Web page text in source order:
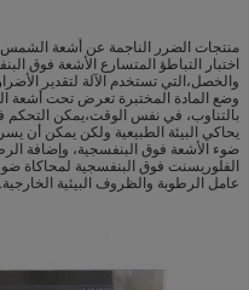
منتجات الضرر الناجمة عن أشعة الشمس
اختبار التباطؤ المتسارع الأشعة فوق
والخصل،التي تستخدم الآلة لتقدير
وضع المادة المختبرة تعرض تحت أشعة
بالتناوب، في نفس الوقت،يمكن التحكم
يحاكي البيئة الطبيعية ولكن يمكن أن
ضوء الأشعة فوق البنفسجية، وإضافة
الفلوريسنت فوق البنفسجية لمحاكاة
عامل الرطوبة والظروف البيئية الخارجية.